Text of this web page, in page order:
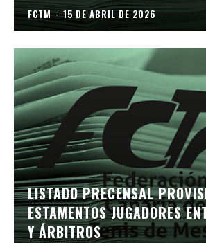
FCTM - 15 DE ABRIL DE 2026
LISTADO PRECENSAL
ESTAMENTOS JUGADORES
Y ÁRBITROS